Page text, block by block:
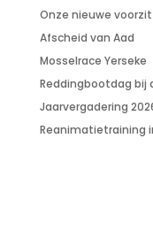
Onze nieuwe
Afscheid van Aad
Mosselrace Yerseke
Reddingbootdag bij
Jaarvergadering
Reanimatietraining